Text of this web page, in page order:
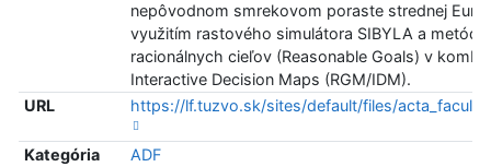
nepôvodnom smrekovom poraste strednej
využitím rastového simulátora SIBYLA a metódy
racionálnych cieľov (Reasonable Goals) v
Interactive Decision Maps (RGM/IDM).
URL
https://lf.tuzvo.sk/sites/default/files/
Kategória
ADF